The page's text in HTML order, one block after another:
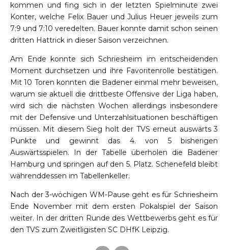
kommen und fing sich in der letzten Spielminute zwei
Konter, welche Felix Bauer und Julius Heuer jeweils zum
7:9 und 7:10 veredelten. Bauer konnte damit schon seinen
dritten Hattrick in dieser Saison verzeichnen.
Am Ende konnte sich Schriesheim im entscheidenden
Moment durchsetzen und ihre Favoritenrolle bestätigen.
Mit 10 Toren konnten die Badener einmal mehr beweisen,
warum sie aktuell die drittbeste Offensive der Liga haben,
wird sich die nächsten Wochen allerdings insbesondere
mit der Defensive und Unterzahlsituationen beschäftigen
müssen. Mit diesem Sieg holt der TVS erneut auswärts 3
Punkte und gewinnt das 4. von 5 bisherigen
Auswärtsspielen. In der Tabelle überholen die Badener
Hamburg und springen auf den 5. Platz. Schenefeld bleibt
währenddessen im Tabellenkeller.
Nach der 3-wöchigen WM-Pause geht es für Schriesheim
Ende November mit dem ersten Pokalspiel der Saison
weiter. In der dritten Runde des Wettbewerbs geht es für
den TVS zum Zweitligisten SC DHfK Leipzig.